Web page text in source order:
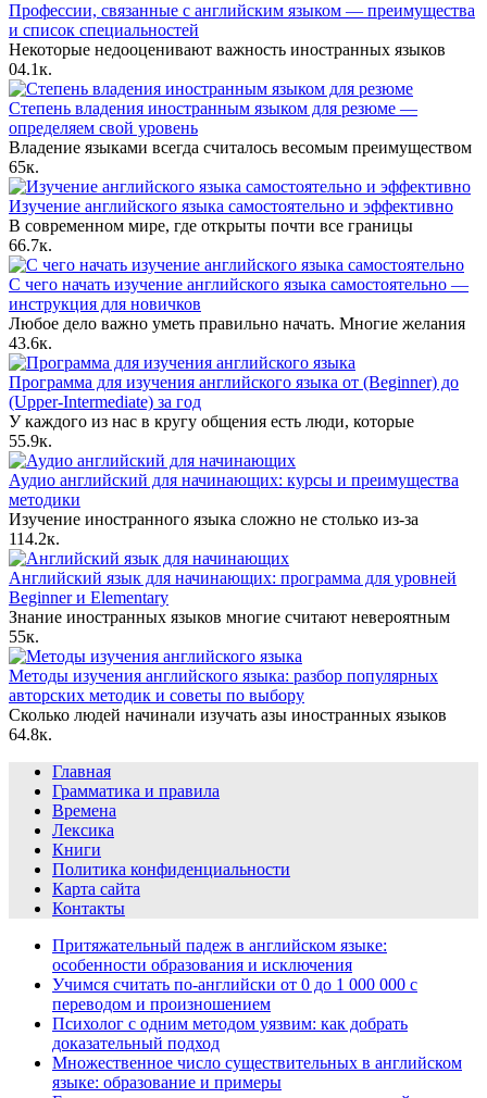
Профессии, связанные с английским языком — преимущества
и список специальностей
Некоторые недооценивают важность иностранных языков
04.1к.
Степень владения иностранным языком для резюме —
определяем свой уровень
Владение языками всегда считалось весомым преимуществом
65к.
Изучение английского языка самостоятельно и эффективно
В современном мире, где открыты почти все границы
66.7к.
С чего начать изучение английского языка самостоятельно —
инструкция для новичков
Любое дело важно уметь правильно начать. Многие желания
43.6к.
Программа для изучения английского языка от (Beginner) до
(Upper-Intermediate) за год
У каждого из нас в кругу общения есть люди, которые
55.9к.
Аудио английский для начинающих: курсы и преимущества
методики
Изучение иностранного языка сложно не столько из-за
114.2к.
Английский язык для начинающих: программа для уровней
Beginner и Elementary
Знание иностранных языков многие считают невероятным
55к.
Методы изучения английского языка: разбор популярных
авторских методик и советы по выбору
Сколько людей начинали изучать азы иностранных языков
64.8к.
Главная
Грамматика и правила
Времена
Лексика
Книги
Политика конфиденциальности
Карта сайта
Контакты
Притяжательный падеж в английском языке:
особенности образования и исключения
Учимся считать по-английски от 0 до 1 000 000 с
переводом и произношением
Психолог с одним методом уязвим: как добрать
доказательный подход
Множественное число существительных в английском
языке: образование и примеры